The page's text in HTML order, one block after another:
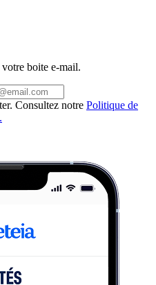
boite e-mail.
Consultez notre Politique de